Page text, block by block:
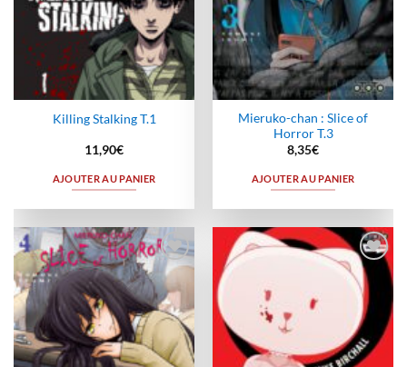
Killing Stalking T.1
11,90€
AJOUTER AU PANIER
Mieruko-chan : Slice of
Horror T.3
8,35€
AJOUTER AU PANIER
Ajouter
à la
wishlist
Ajouter
à la
wishlist